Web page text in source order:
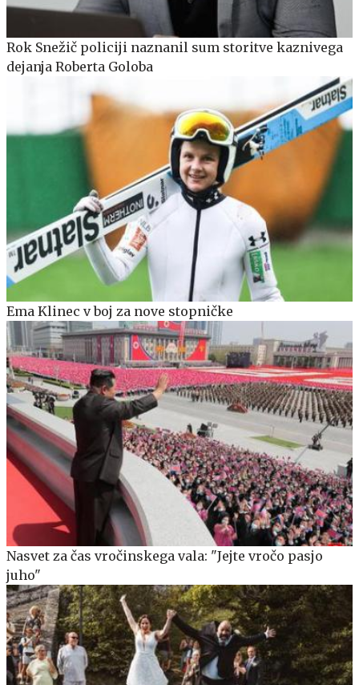
Rok Snežič policiji naznanil sum storitve kaznivega
dejanja Roberta Goloba
Ema Klinec v boj za nove stopničke
Nasvet za čas vročinskega vala: "Jejte vročo pasjo
juho"